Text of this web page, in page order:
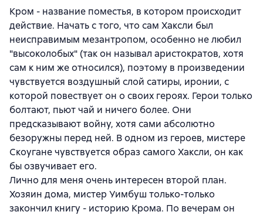
Кром - название поместья, в котором происходит
действие. Начать с того, что сам Хаксли был
неисправимым мезантропом, особенно не любил
"высоколобых" (так он называл аристократов, хотя
сам к ним же относился), поэтому в произведении
чувствуется воздушный слой сатиры, иронии, с
которой повествует он о своих героях. Герои только
болтают, пьют чай и ничего более. Они
предсказывают войну, хотя сами абсолютно
безоружны перед ней. В одном из героев, мистере
Скоугане чувствуется образ самого Хаксли, он как
бы озвучивает его.
Лично для меня очень интересен второй план.
Хозяин дома, мистер Уимбуш только-только
закончил книгу - историю Крома. По вечерам он